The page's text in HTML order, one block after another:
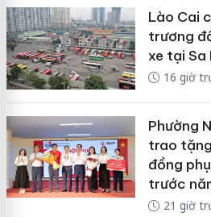
Lào Cai
trương
xe tại Sa
16 giờ
Phường
trao
đồng
trước
21 giờ